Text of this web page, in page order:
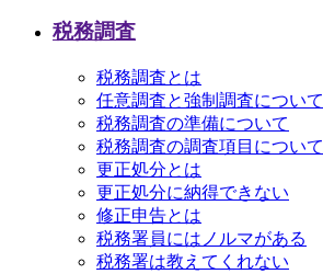
税務調査
税務調査とは
任意調査と強制調査について
税務調査の準備について
税務調査の調査項目について
更正処分とは
更正処分に納得できない
修正申告とは
税務署員にはノルマがある
税務署は教えてくれない